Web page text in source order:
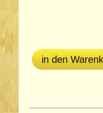
in den